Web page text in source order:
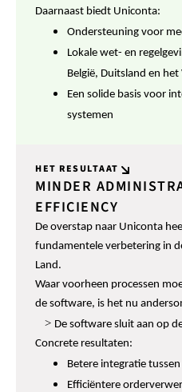
Daarnaast biedt Uniconta:
Ondersteuning voor
Lokale wet- en
België, Duitsland en het
Een solide basis voor
systemen
HET RESULTAAT
MINDER
EFFICIENCY
De overstap naar Uniconta
fundamentele verbetering in
Land.
Waar voorheen processen
de software, is het nu
> De software sluit aan op
Concrete resultaten:
Betere integratie
Efficiëntere